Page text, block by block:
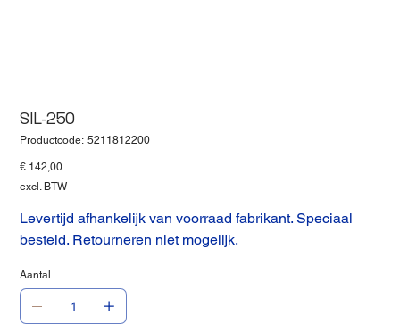
SIL-250
Productcode: Productcode
5211812200
Prijs
€ 142,00
excl. BTW
Levertijd afhankelijk van voorraad fabrikant. Speciaal
besteld. Retourneren niet mogelijk.
Aantal